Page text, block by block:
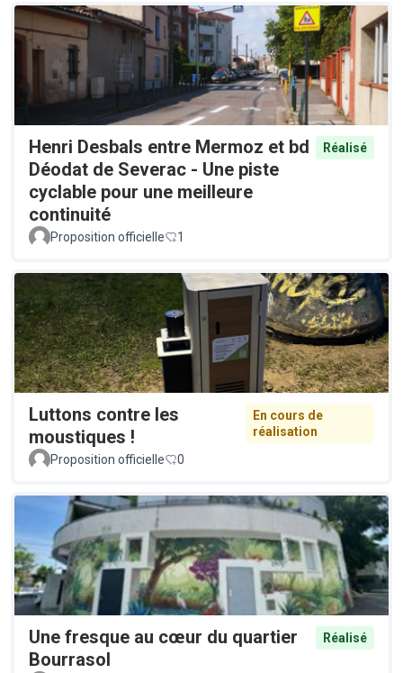
Henri Desbals entre Mermoz et bd
Déodat de Severac - Une piste
cyclable pour une meilleure
continuité
Réalisé
Proposition officielle 1
Luttons contre les
moustiques !
En cours de
réalisation
Proposition officielle
0
Une fresque au cœur du quartier
Bourrasol
Réalisé